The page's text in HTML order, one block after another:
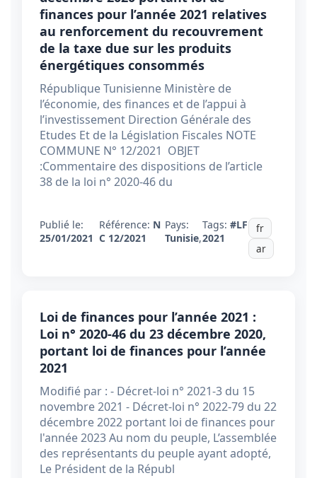
finances pour l’année 2021 relatives
au renforcement du recouvrement
de la taxe due sur les produits
énergétiques consommés
République Tunisienne Ministère de
l’économie, des finances et de l’appui à
l’investissement Direction Générale des
Etudes Et de la Législation Fiscales NOTE
COMMUNE N° 12/2021 OBJET
:Commentaire des dispositions de l’article
38 de la loi n° 2020-46 du
Publié le:
25/01/2021
Référence: N
C 12/2021
Pays:
Tunisie,
Tags:#LF
2021
fr
ar
Loi de finances pour l’année 2021 :
Loi n° 2020-46 du 23 décembre 2020,
portant loi de finances pour l’année
2021
Modifié par : - Décret-loi n° 2021-3 du 15
novembre 2021 - Décret-loi n° 2022-79 du 22
décembre 2022 portant loi de finances pour
l'année 2023 Au nom du peuple, L’assemblée
des représentants du peuple ayant adopté,
Le Président de la Républ